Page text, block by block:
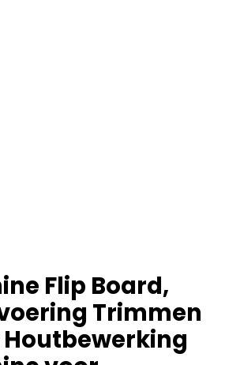
Flip Board,
Trimmen